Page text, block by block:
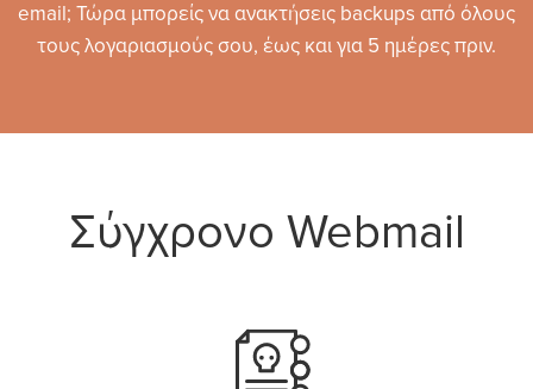
email; Τώρα μπορείς να ανακτήσεις backups από όλους
τους λογαριασμούς σου, έως και για 5 ημέρες πριν.
Σύγχρονο Webmail